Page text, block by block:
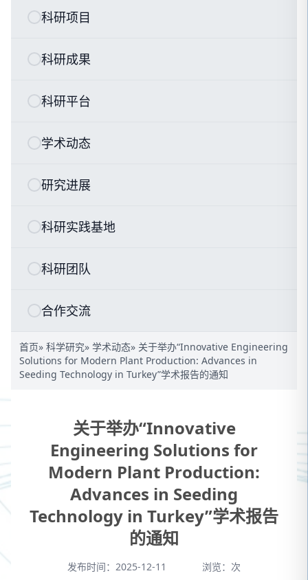
科研项目
科研成果
科研平台
学术动态
研究进展
科研实践基地
科研团队
合作交流
首页» 科学研究» 学术动态» 关于举办“Innovative Engineering
Solutions for Modern Plant Production: Advances in
Seeding Technology in Turkey”学术报告的通知
关于举办“Innovative
Engineering Solutions for
Modern Plant Production:
Advances in Seeding
Technology in Turkey”学术报告
的通知
发布时间：2025-12-11 浏览： 次